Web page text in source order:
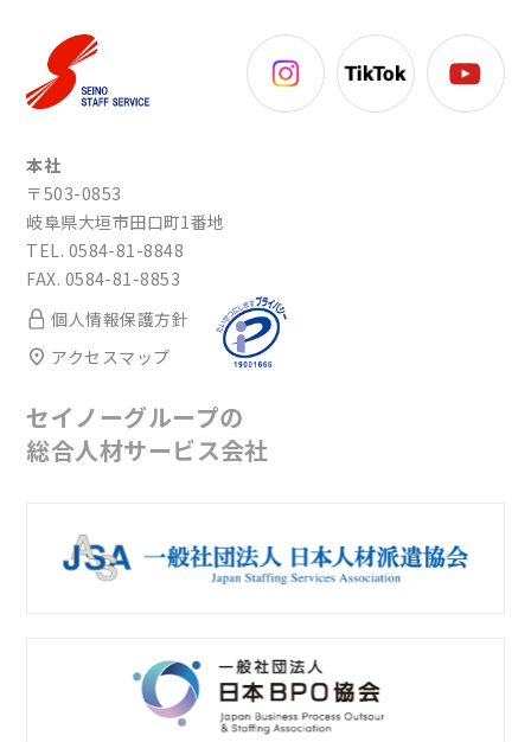
本社
〒503-0853
岐阜県大垣市田口町1番地
TEL. 0584-81-8848
FAX. 0584-81-8853
個人情報保護方針
アクセスマップ
セイノーグループの
総合人材サービス会社